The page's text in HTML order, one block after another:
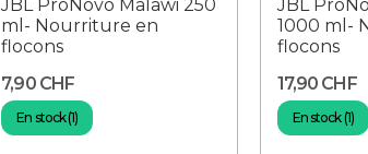
JBL ProNovo Malawi 250
ml- Nourriture en
flocons
7,90 CHF
En stock (1)
JBL
1000 ml-
flocons
17,90 CHF
En stock (1)